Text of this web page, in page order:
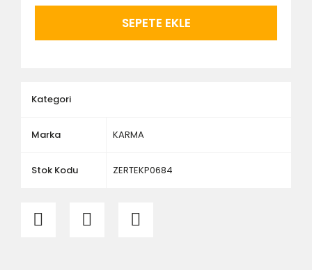
ölçü ve ebat kontrolü yaptırınız.
SEPETE EKLE
Kategori
Marka KARMA
Stok Kodu ZERTEKP0684